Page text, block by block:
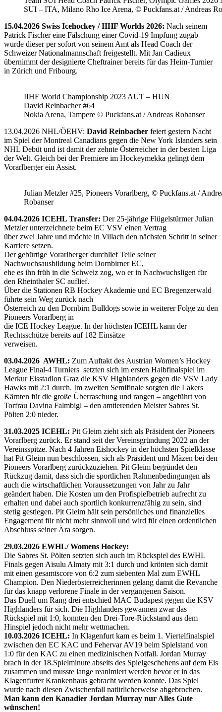
SUI – ITA, Milano Rho Ice Arena, © Puckfans.at / Andreas
15.04.2026 Swiss Icehockey / IIHF Worlds 2026: Nach seinem
Patrick Fischer eine Fälschung einer Covid-19 Impfung zugab
wurde dieser per sofort von seinem Amt als Head Coach der
Schweizer Nationalmannschaft freigestellt. Mit Jan Cadieux
übernimmt der designierte Cheftrainer bereits für das Heim-Turnier
in Zürich und Fribourg.
IIHF World Championship 2023 AUT – HUN
David Reinbacher #64
Nokia Arena, Tampere © Puckfans.at / Andreas Robanser
13.04.2026 NHL/ÖEHV: David Reinbacher feiert gestern Nacht
im Spiel der Montreal Canadians gegen die New York Islanders sein
NHL Debüt und ist damit der zehnte Österreicher in der besten Liga
der Welt. Gleich bei der Premiere im Hockeymekka gelingt dem
Vorarlberger ein Assist.
Julian Metzler #25, Pioneers Vorarlberg, © Puckfans.at /
Robanser
04.04.2026 ICEHL Transfer: Der 25-jährige Flügelstürmer Julian
Metzler unterzeichnete beim EC VSV einen Vertrag
über zwei Jahre und möchte in Villach den nächsten Schritt in seiner
Karriere setzen.
Der gebürtige Vorarlberger durchlief Teile seiner
Nachwuchsausbildung beim Dornbirner EC,
ehe es ihn früh in die Schweiz zog, wo er in Nachwuchsligen für
den Rheinthaler SC auflief.
Über die Stationen RB Hockey Akademie und EC Bregenzerwald
führte sein Weg zurück nach
Österreich zu den Dornbirn Bulldogs sowie in weiterer Folge zu den
Pioneers Vorarlberg in
die ICE Hockey League. In der höchsten ICEHL kann der
Rechtsschütze bereits auf 182 Einsätze
verweisen.
03.04.2026 AWHL: Zum Auftakt des Austrian Women’s Hockey
League Final-4 Turniers setzten sich im ersten Halbfinalspiel im
Merkur Eisstadion Graz die KSV Highlanders gegen die VSV Lady
Hawks mit 2:1 durch. Im zweiten Semifinale sorgten die Lakers
Kärnten für die große Überraschung und rangen – angeführt von
Torfrau Davina Falmbigl – den amtierenden Meister Sabres St.
Pölten 2:0 nieder.
31.03.2025 ICEHL: Pit Gleim zieht sich als Präsident der Pioneers
Vorarlberg zurück. Er stand seit der Vereinsgründung 2022 an der
Vereinsspitze. Nach 4 Jahren Eishockey in der höchsten Spielklasse
hat Pit Gleim nun beschlossen, sich als Präsident und Mäzen bei den
Pioneers Vorarlberg zurückzuziehen. Pit Gleim begründet den
Rückzug damit, dass sich die sportlichen Rahmenbedingungen als
auch die wirtschaftlichen Voraussetzungen von Jahr zu Jahr
geändert haben. Die Kosten um den Profispielbetrieb aufrecht zu
erhalten und dabei auch sportlich konkurrenzfähig zu sein, sind
stetig gestiegen. Pit Gleim hält sein persönliches und finanzielles
Engagement für nicht mehr sinnvoll und wird für einen ordentlichen
Abschluss seiner Ära sorgen.
29.03.2026 EWHL/ Womens Hockey:
Die Sabres St. Pölten setzten sich auch im Rückspiel des EWHL
Finals gegen Aisulu Almaty mit 3:1 durch und krönten sich damit
mit einen gesamtscore von 6:2 zum siebenten Mal zum EWHL
Champion. Den Niederösterreicherinnen gelang damit die Revanche
für das knapp verlorene Finale in der vergangenen Saison.
Das Duell um Rang drei entschied MAC Budapest gegen die KSV
Highlanders für sich. Die Highlanders gewannen zwar das
Rückspiel mit 1:0, konnten den Drei-Tore-Rückstand aus dem
Hinspiel jedoch nicht mehr wettmachen.
10.03.2026 ICEHL: In Klagenfurt kam es beim 1. Viertelfinalspiel
zwischen den EC KAC und Fehervar AV19 beim Spielstand von
1:0 für den KAC zu einen medizinischen Notfall. Jordan Murray
brach in der 18.Spielminute abseits des Spielgeschehens auf dem Eis
zusammen und musste lange reanimiert werden bevor er in das
Klagenfurter Krankenhaus gebracht werden konnte. Das Spiel
wurde nach diesen Zwischenfall natürlicherweise abgebrochen.
Man kann den Kanadier Jordan Murray nur Alles Gute
wünschen!